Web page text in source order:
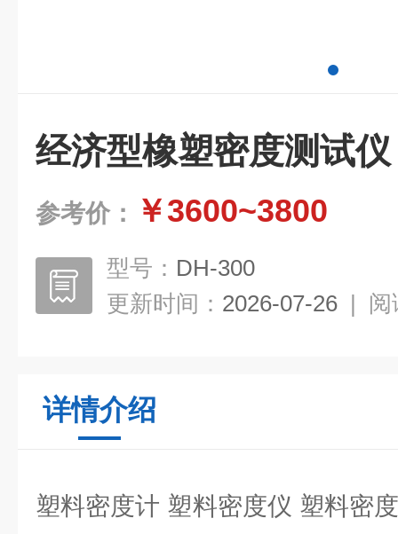
经济型橡塑密度测试仪
参考价： ￥3600~3800
型号： DH-300
更新时间： 2026-07-26 | 阅
详情介绍
塑料密度计 塑料密度仪 塑料密